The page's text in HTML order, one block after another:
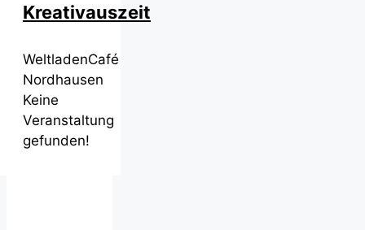
Kreativauszeit
WeltladenCafé
Nordhausen
Keine
Veranstaltung
gefunden!